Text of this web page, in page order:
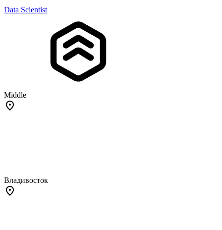
Data Scientist
Middle
Владивосток